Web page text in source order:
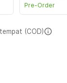
Pre-Order
(COD)